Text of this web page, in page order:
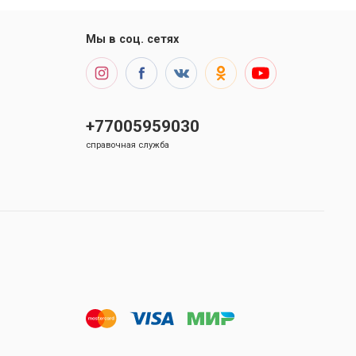
Мы в соц. сетях
+77005959030
справочная служба